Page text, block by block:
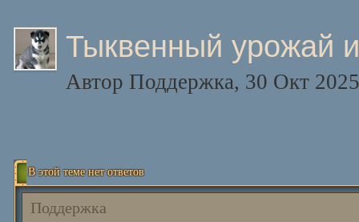
Тыквенный урожай
Автор Поддержка, 30 Окт
В этой теме нет ответов
Поддержка